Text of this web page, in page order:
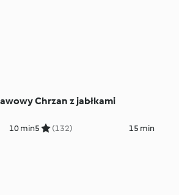
10 min
Chrzan z jabłkami
5 (132) 15 min